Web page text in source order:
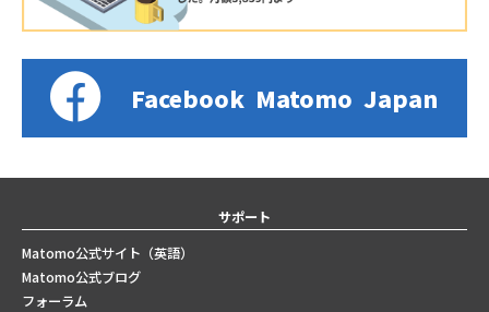
Facebook Matomo Japan
サポート
Matomo公式サイト（英語）
Matomo公式ブログ
フォーラム